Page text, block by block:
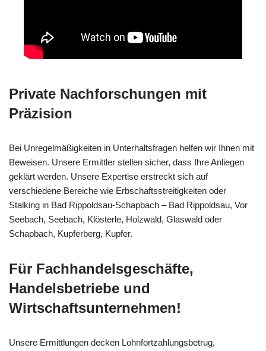
Private Nachforschungen mit
Präzision
Bei Unregelmäßigkeiten in Unterhaltsfragen helfen wir Ihnen mit
Beweisen. Unsere Ermittler stellen sicher, dass Ihre Anliegen
geklärt werden. Unsere Expertise erstreckt sich auf
verschiedene Bereiche wie Erbschaftsstreitigkeiten oder
Stalking in Bad Rippoldsau-Schapbach – Bad Rippoldsau, Vor
Seebach, Seebach, Klösterle, Holzwald, Glaswald oder
Schapbach, Kupferberg, Kupfer.
Für Fachhandelsgeschäfte,
Handelsbetriebe und
Wirtschaftsunternehmen!
Unsere Ermittlungen decken Lohnfortzahlungsbetrug,